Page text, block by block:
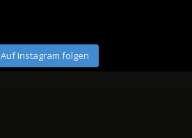
Auf Instagram folgen